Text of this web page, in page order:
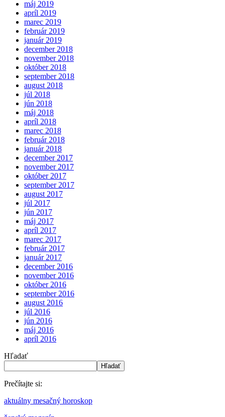
máj 2019
apríl 2019
marec 2019
február 2019
január 2019
december 2018
november 2018
október 2018
september 2018
august 2018
júl 2018
jún 2018
máj 2018
apríl 2018
marec 2018
február 2018
január 2018
december 2017
november 2017
október 2017
september 2017
august 2017
júl 2017
jún 2017
máj 2017
apríl 2017
marec 2017
február 2017
január 2017
december 2016
november 2016
október 2016
september 2016
august 2016
júl 2016
jún 2016
máj 2016
apríl 2016
Hľadať
Hľadať
Prečítajte si:
aktuálny mesačný horoskop